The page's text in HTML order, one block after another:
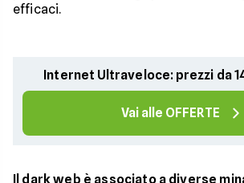
efficaci.
Internet Ultraveloce: prezzi da
Vai alle OFFERTE
Il dark web è associato a diverse